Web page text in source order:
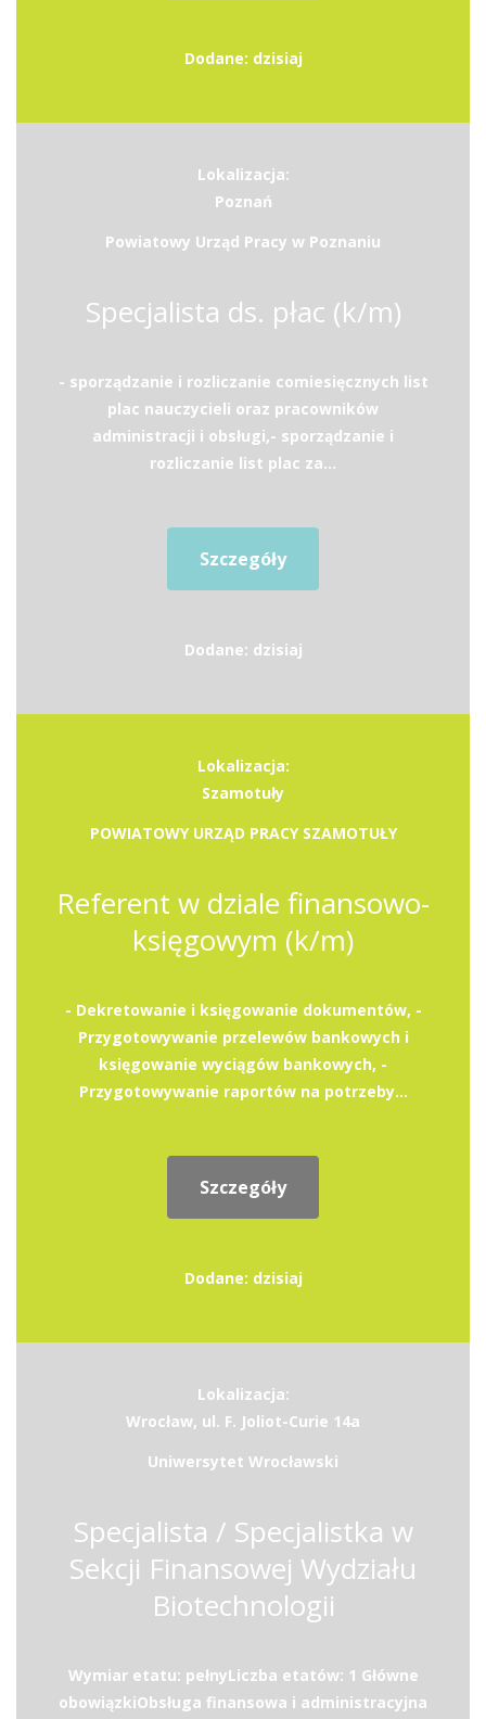
Dodane: dzisiaj
Lokalizacja:
Poznań
Powiatowy Urząd Pracy w Poznaniu
Specjalista ds. płac (k/m)
- sporządzanie i rozliczanie comiesięcznych list
plac nauczycieli oraz pracowników
administracji i obsługi,- sporządzanie i
rozliczanie list plac za...
Szczegóły
Dodane: dzisiaj
Lokalizacja:
Szamotuły
POWIATOWY URZĄD PRACY SZAMOTUŁY
Referent w dziale finansowo-
księgowym (k/m)
- Dekretowanie i księgowanie dokumentów, -
Przygotowywanie przelewów bankowych i
księgowanie wyciągów bankowych, -
Przygotowywanie raportów na potrzeby...
Szczegóły
Dodane: dzisiaj
Lokalizacja:
Wrocław, ul. F. Joliot-Curie 14a
Uniwersytet Wrocławski
Specjalista / Specjalistka w
Sekcji Finansowej Wydziału
Biotechnologii
Wymiar etatu: pełnyLiczba etatów: 1 Główne
obowiązkiObsługa finansowa i administracyjna